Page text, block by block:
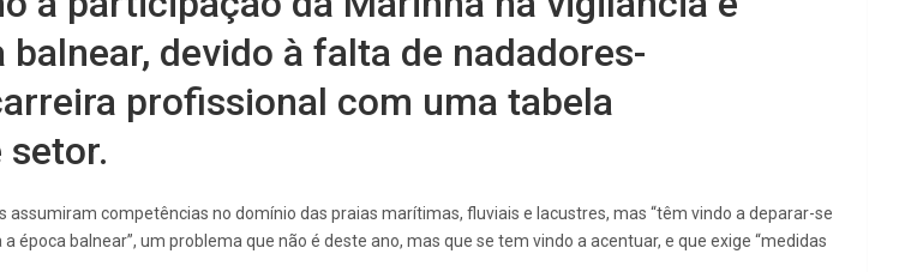
devido à falta de nadadores-
profissional com uma tabela
competências no domínio das praias marítimas, fluviais e lacustres, mas “têm vindo a deparar-se
balnear”, um problema que não é deste ano, mas que se tem vindo a acentuar, e que exige “medidas